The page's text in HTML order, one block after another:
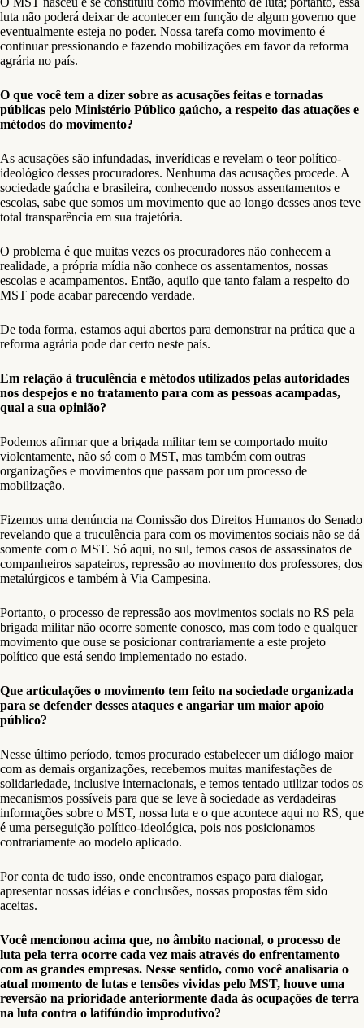
luta não poderá deixar de acontecer em função de algum governo que
eventualmente esteja no poder. Nossa tarefa como movimento é
continuar pressionando e fazendo mobilizações em favor da reforma
agrária no país.
O que você tem a dizer sobre as acusações feitas e tornadas
públicas pelo Ministério Público gaúcho, a respeito das atuações e
métodos do movimento?
As acusações são infundadas, inverídicas e revelam o teor político-
ideológico desses procuradores. Nenhuma das acusações procede. A
sociedade gaúcha e brasileira, conhecendo nossos assentamentos e
escolas, sabe que somos um movimento que ao longo desses anos teve
total transparência em sua trajetória.
O problema é que muitas vezes os procuradores não conhecem a
realidade, a própria mídia não conhece os assentamentos, nossas
escolas e acampamentos. Então, aquilo que tanto falam a respeito do
MST pode acabar parecendo verdade.
De toda forma, estamos aqui abertos para demonstrar na prática que a
reforma agrária pode dar certo neste país.
Em relação à truculência e métodos utilizados pelas autoridades
nos despejos e no tratamento para com as pessoas acampadas,
qual a sua opinião?
Podemos afirmar que a brigada militar tem se comportado muito
violentamente, não só com o MST, mas também com outras
organizações e movimentos que passam por um processo de
mobilização.
Fizemos uma denúncia na Comissão dos Direitos Humanos do Senado
revelando que a truculência para com os movimentos sociais não se dá
somente com o MST. Só aqui, no sul, temos casos de assassinatos de
companheiros sapateiros, repressão ao movimento dos professores, dos
metalúrgicos e também à Via Campesina.
Portanto, o processo de repressão aos movimentos sociais no RS pela
brigada militar não ocorre somente conosco, mas com todo e qualquer
movimento que ouse se posicionar contrariamente a este projeto
político que está sendo implementado no estado.
Que articulações o movimento tem feito na sociedade organizada
para se defender desses ataques e angariar um maior apoio
público?
Nesse último período, temos procurado estabelecer um diálogo maior
com as demais organizações, recebemos muitas manifestações de
solidariedade, inclusive internacionais, e temos tentado utilizar todos os
mecanismos possíveis para que se leve à sociedade as verdadeiras
informações sobre o MST, nossa luta e o que acontece aqui no RS, que
é uma perseguição político-ideológica, pois nos posicionamos
contrariamente ao modelo aplicado.
Por conta de tudo isso, onde encontramos espaço para dialogar,
apresentar nossas idéias e conclusões, nossas propostas têm sido
aceitas.
Você mencionou acima que, no âmbito nacional, o processo de
luta pela terra ocorre cada vez mais através do enfrentamento
com as grandes empresas. Nesse sentido, como você analisaria o
atual momento de lutas e tensões vividas pelo MST, houve uma
reversão na prioridade anteriormente dada às ocupações de terra
na luta contra o latifúndio improdutivo?